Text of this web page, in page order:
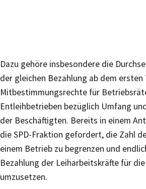
Dazu gehöre insbesondere die
der gleichen Bezahlung ab dem ersten
Mitbestimmungsrechte für
Entleihbetrieben bezüglich Umfang
der Beschäftigten. Bereits in einem
die SPD-Fraktion gefordert, die Zahl
einem Betrieb zu begrenzen und
Bezahlung der Leiharbeitskräfte für
umzusetzen.